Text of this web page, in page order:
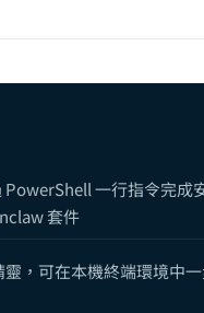
Agent 瀏覽器自動化
一行指令完成
套件
，可在本機終端環境中